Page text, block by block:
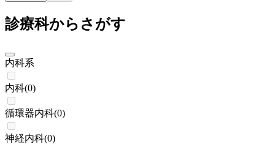
診療科からさがす
内科系
内科(0)
循環器内科(0)
神経内科(0)